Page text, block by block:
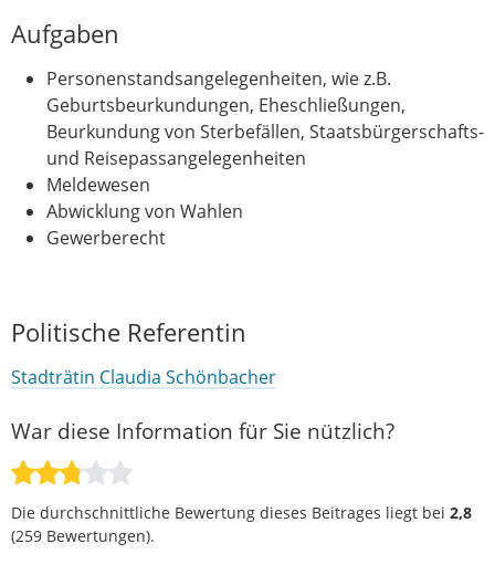
Aufgaben
Personenstandsangelegenheiten, wie z.B.
Geburtsbeurkundungen, Eheschließungen,
Beurkundung von Sterbefällen, Staatsbürgerschafts-
und Reisepassangelegenheiten
Meldewesen
Abwicklung von Wahlen
Gewerberecht
Politische Referentin
Stadträtin Claudia Schönbacher
War diese Information für Sie nützlich?
Die durchschnittliche Bewertung dieses Beitrages liegt bei 2,8
(259 Bewertungen).